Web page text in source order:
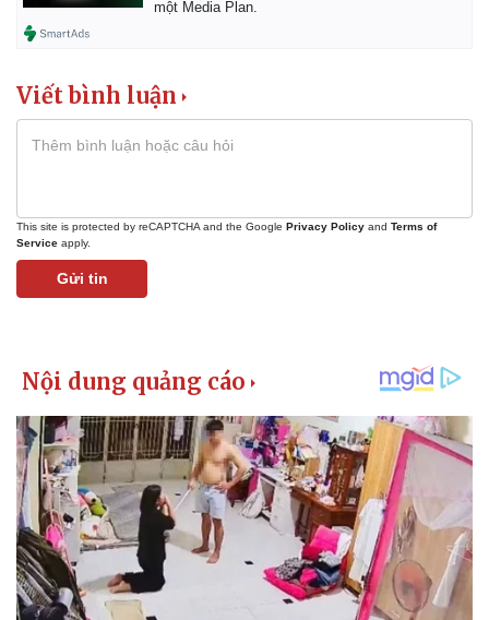
một Media Plan.
Viết bình luận
This site is protected by reCAPTCHA and the Google Privacy Policy and Terms of
Service apply.
Gửi tin